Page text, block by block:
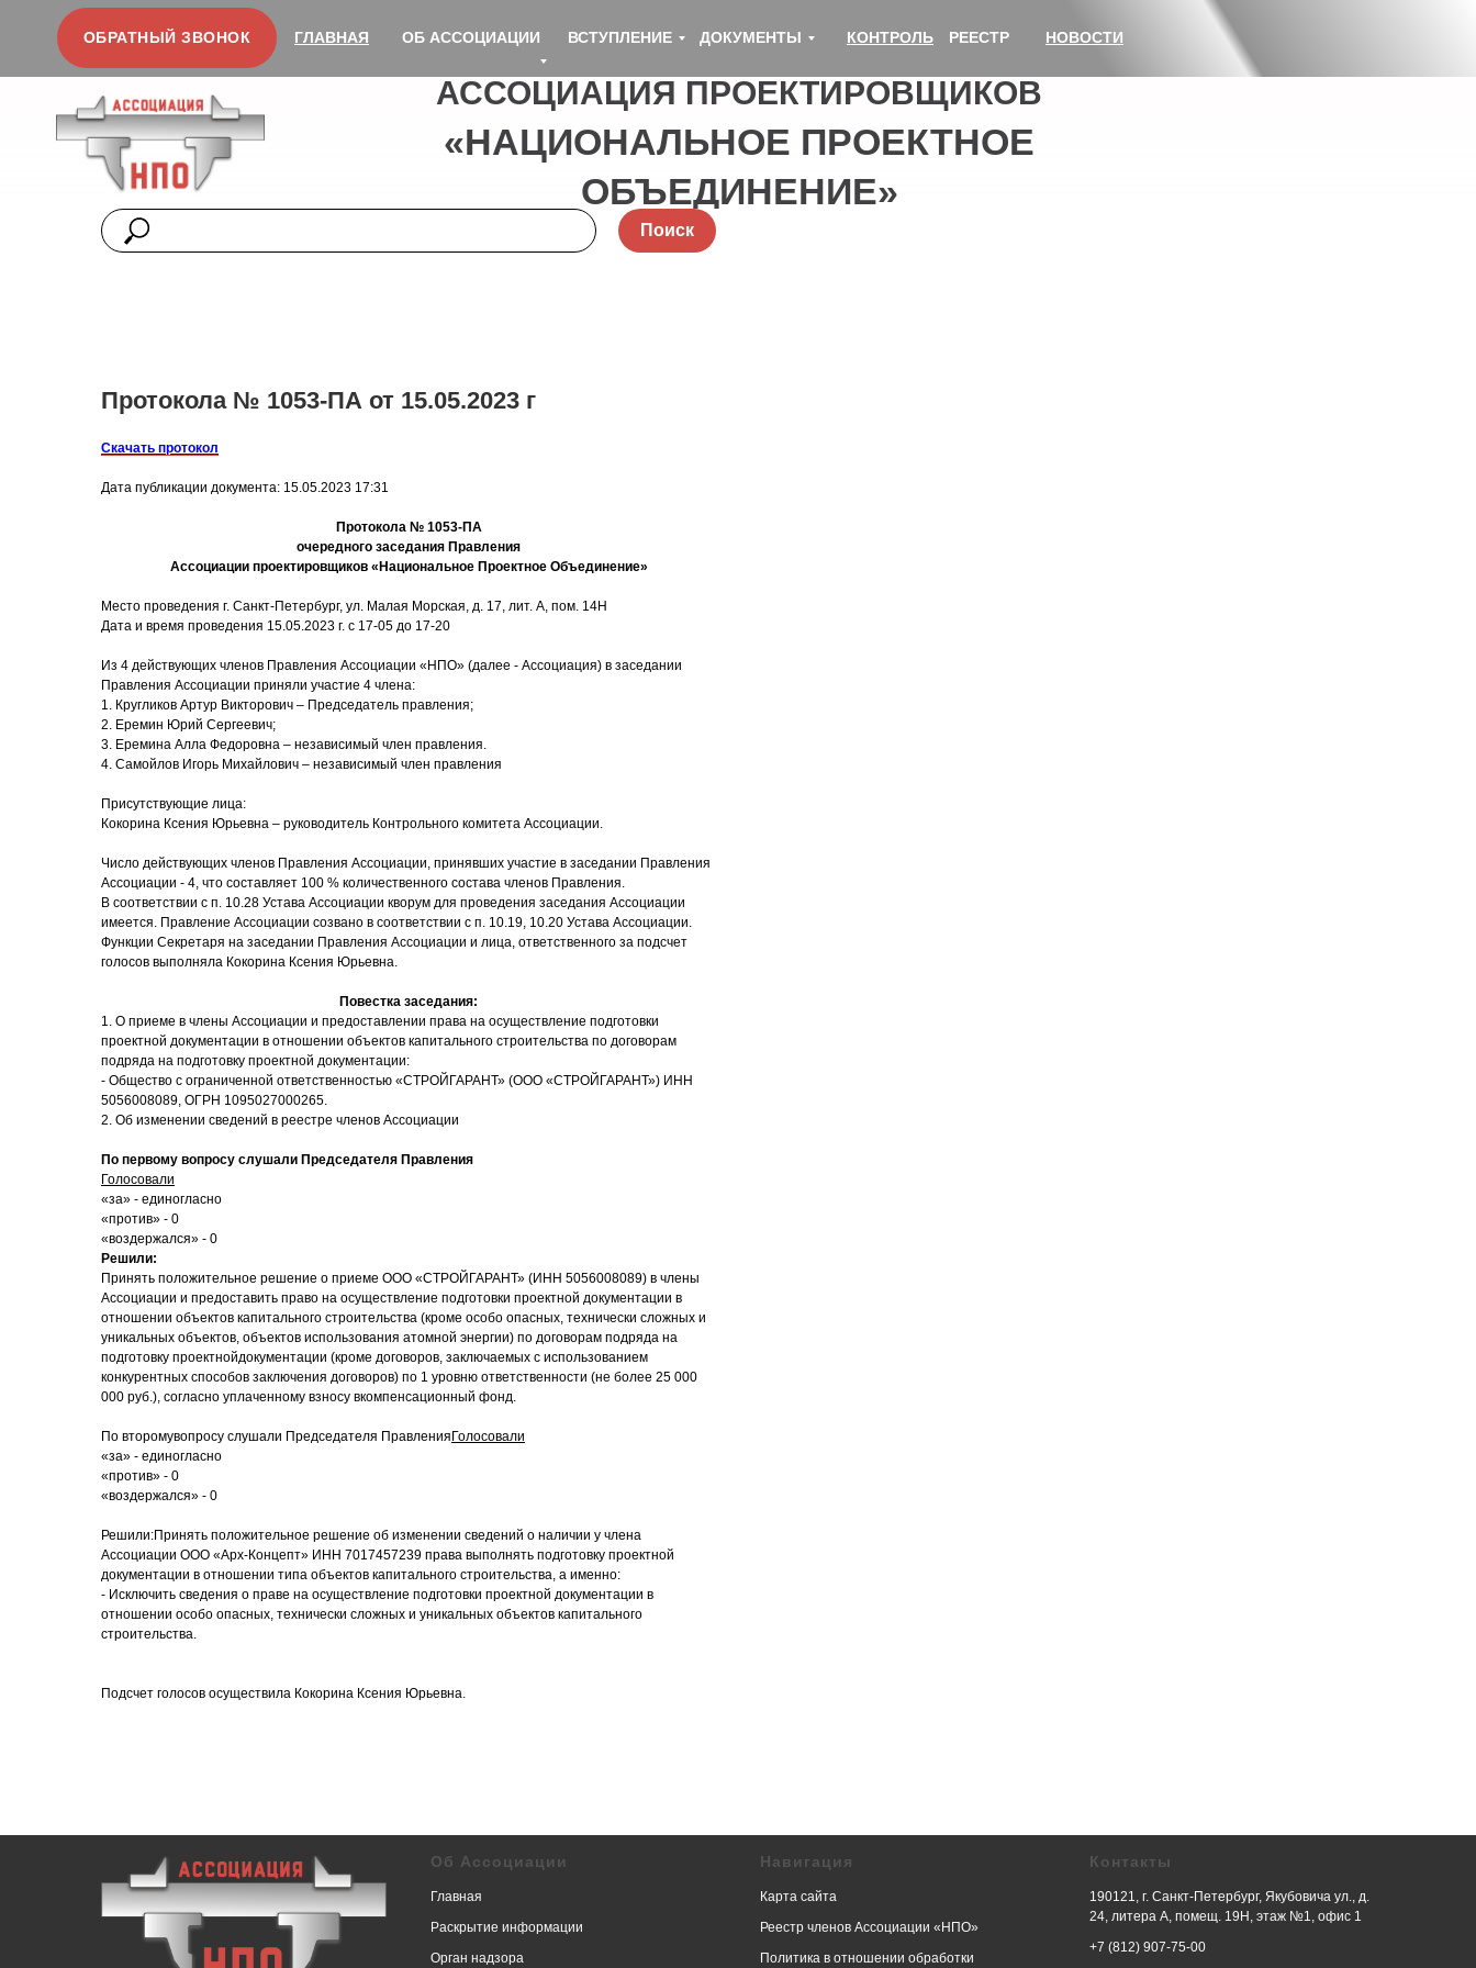
ОБ АССОЦИАЦИИ ДОКУМЕНТЫ
ВСТУПЛЕНИЕ КОНТРОЛЬ
ГЛАВНАЯ РЕЕСТР НОВОСТИ
ОБРАТНЫЙ ЗВОНОК
АССОЦИАЦИЯ ПРОЕКТИРОВЩИКОВ
«НАЦИОНАЛЬНОЕ ПРОЕКТНОЕ
ОБЪЕДИНЕНИЕ»
Поиск
Протокола № 1053-ПА от 15.05.2023 г
Скачать протокол
Дата публикации документа: 15.05.2023 17:31
Протокола № 1053-ПА
очередного заседания Правления
Ассоциации проектировщиков «Национальное Проектное Объединение»
Место проведения г. Санкт-Петербург, ул. Малая Морская, д. 17, лит. А, пом. 14Н
Дата и время проведения 15.05.2023 г. с 17-05 до 17-20
Из 4 действующих членов Правления Ассоциации «НПО» (далее - Ассоциация) в заседании
Правления Ассоциации приняли участие 4 члена:
1. Кругликов Артур Викторович – Председатель правления;
2. Еремин Юрий Сергеевич;
3. Еремина Алла Федоровна – независимый член правления.
4. Самойлов Игорь Михайлович – независимый член правления
Присутствующие лица:
Кокорина Ксения Юрьевна – руководитель Контрольного комитета Ассоциации.
Число действующих членов Правления Ассоциации, принявших участие в заседании Правления
Ассоциации - 4, что составляет 100 % количественного состава членов Правления.
В соответствии с п. 10.28 Устава Ассоциации кворум для проведения заседания Ассоциации
имеется. Правление Ассоциации созвано в соответствии с п. 10.19, 10.20 Устава Ассоциации.
Функции Секретаря на заседании Правления Ассоциации и лица, ответственного за подсчет
голосов выполняла Кокорина Ксения Юрьевна.
Повестка заседания:
1. О приеме в члены Ассоциации и предоставлении права на осуществление подготовки
проектной документации в отношении объектов капитального строительства по договорам
подряда на подготовку проектной документации:
- Общество с ограниченной ответственностью «СТРОЙГАРАНТ» (ООО «СТРОЙГАРАНТ») ИНН
5056008089, ОГРН 1095027000265.
2. Об изменении сведений в реестре членов Ассоциации
По первому вопросу слушали Председателя Правления
Голосовали
«за» - единогласно
«против» - 0
«воздержался» - 0
Решили:
Принять положительное решение о приеме ООО «СТРОЙГАРАНТ» (ИНН 5056008089) в члены
Ассоциации и предоставить право на осуществление подготовки проектной документации в
отношении объектов капитального строительства (кроме особо опасных, технически сложных и
уникальных объектов, объектов использования атомной энергии) по договорам подряда на
подготовку проектнойдокументации (кроме договоров, заключаемых с использованием
конкурентных способов заключения договоров) по 1 уровню ответственности (не более 25 000
000 руб.), согласно уплаченному взносу вкомпенсационный фонд.
По второмувопросу слушали Председателя Правления Голосовали
«за» - единогласно
«против» - 0
«воздержался» - 0
Решили:Принять положительное решение об изменении сведений о наличии у члена
Ассоциации ООО «Арх-Концепт» ИНН 7017457239 права выполнять подготовку проектной
документации в отношении типа объектов капитального строительства, а именно:
- Исключить сведения о праве на осуществление подготовки проектной документации в
отношении особо опасных, технически сложных и уникальных объектов капитального
строительства.
Подсчет голосов осуществила Кокорина Ксения Юрьевна.
Об Ассоциации
Главная
Раскрытие информации
Орган надзора
Навигация
Карта сайта
Реестр членов Ассоциации «НПО»
Политика в отношении обработки
Контакты
190121, г. Санкт-Петербург, Якубовича ул., д.
24, литера А, помещ. 19Н, этаж №1, офис 1
+7 (812) 907-75-00